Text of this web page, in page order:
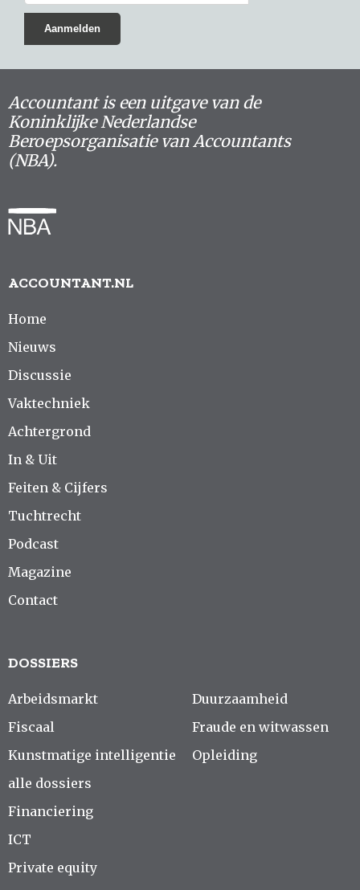
Accountant is een uitgave van de
Koninklijke Nederlandse
Beroepsorganisatie van Accountants
(NBA).
ACCOUNTANT.NL
Home
Nieuws
Discussie
Vaktechniek
Achtergrond
In & Uit
Feiten & Cijfers
Tuchtrecht
Podcast
Magazine
Contact
DOSSIERS
Arbeidsmarkt
Fiscaal
Kunstmatige intelligentie
alle dossiers
Duurzaamheid
Fraude en witwassen
Opleiding
Financiering
ICT
Private equity